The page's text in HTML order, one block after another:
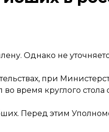
Однако не
при
во время круглого стола
Перед этим